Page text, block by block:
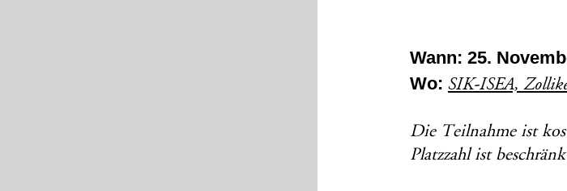
Wann: 25.
Wo: SIK-ISEA,
Die Teilnahme ist
Platzzahl ist